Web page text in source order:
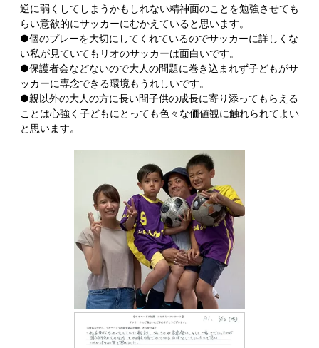
逆に弱くしてしまうかもしれない精神面のことを勉強させても
らい意欲的にサッカーにむかえていると思います。
●個のプレーを大切にしてくれているのでサッカーに詳しくな
い私が見ていてもリオのサッカーは面白いです。
●保護者会などないので大人の問題に巻き込まれず子どもがサ
ッカーに専念できる環境もうれしいです。
●親以外の大人の方に長い間子供の成長に寄り添ってもらえる
ことは心強く子どもにとっても色々な価値観に触れられてよい
と思います。